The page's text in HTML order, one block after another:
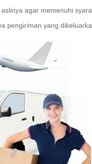
agar memenuhi
pengiriman yang